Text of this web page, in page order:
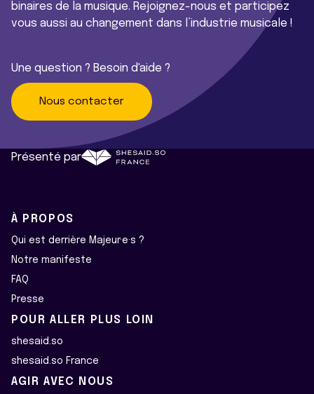
binaires de la musique. Rejoignez-nous et participez
vous aussi au changement dans l’industrie musicale !
Une question ? Besoin d'aide ?
Nous contacter
Présenté par
À PROPOS
Qui est derrière Majeur·e·s ?
Notre manifeste
FAQ
Presse
POUR ALLER PLUS LOIN
shesaid.so
shesaid.so France
AGIR AVEC NOUS